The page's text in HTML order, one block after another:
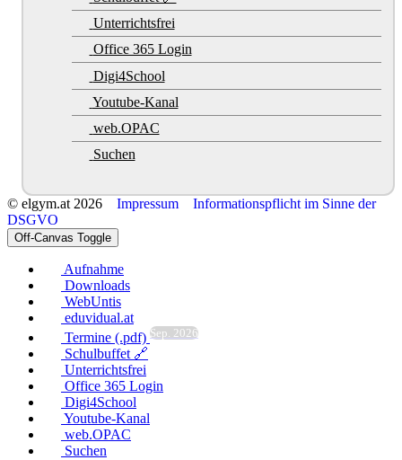
Unterrichtsfrei
Office 365 Login
Digi4School
Youtube-Kanal
web.OPAC
Suchen
© elgym.at 2026 Impressum
Informationspflicht im Sinne der
DSGVO
Off-Canvas Toggle
Aufnahme
Downloads
WebUntis
eduvidual.at
Termine (.pdf) Sep. 2026
Schulbuffet 🔗
Unterrichtsfrei
Office 365 Login
Digi4School
Youtube-Kanal
web.OPAC
Suchen